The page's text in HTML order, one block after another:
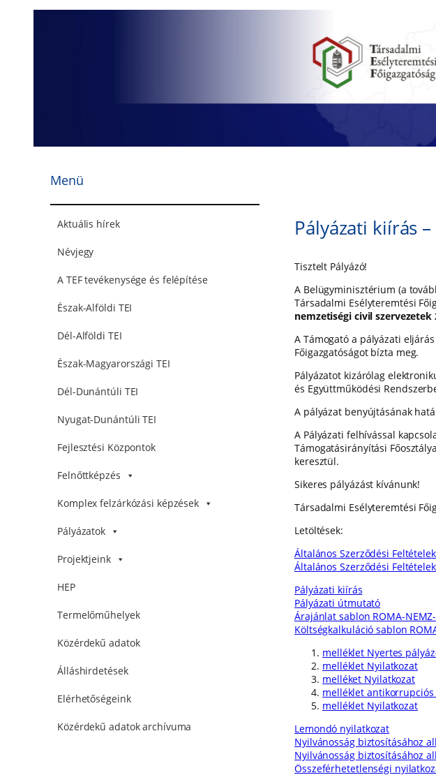
Menü
Aktuális hírek
Névjegy
A TEF tevékenysége és felépítése
Észak-Alföldi TEI
Dél-Alföldi TEI
Észak-Magyarországi TEI
Dél-Dunántúli TEI
Nyugat-Dunántúli TEI
Fejlesztési Központok
Felnőttképzés
Komplex felzárkózási képzések
Pályázatok
Projektjeink
HEP
Termelőműhelyek
Közérdekű adatok
Álláshirdetések
Elérhetőségeink
Közérdekű adatok archívuma
Pályázati kiírás –
Tisztelt Pályázó!
A Belügyminisztérium (a
Társadalmi Esélyteremtési
nemzetiségi civil
A Támogató a pályázati
Főigazgatóságot bízta meg.
Pályázatot kizárólag
és Együttműködési
A pályázat benyújtásának
A Pályázati felhívással
Támogatásirányítási
keresztül.
Sikeres pályázást kívánunk!
Társadalmi Esélyteremtési
Letöltések:
Általános Szerződési
Általános Szerződési
Pályázati kiírás
Pályázati útmutató
Árajánlat sablon ROMA-
Költségkalkuláció sablon
melléklet Nyertes
melléklet Nyilatkozat
melléket Nyilatkozat
melléklet
melléklet Nyilatkozat
Lemondó nyilatkozat
Nyilvánosság biztosításához
Nyilvánosság biztosításához
Összeférhetetlenségi